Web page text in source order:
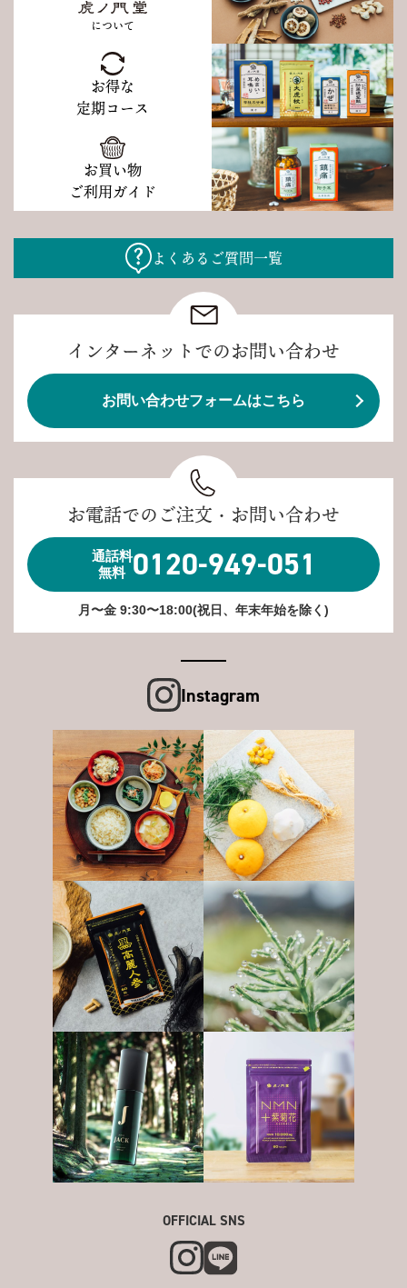
について
お得な
定期コース
お買い物
ご利用ガイド
よくあるご質問一覧
インターネットでのお問い合わせ
お問い合わせフォームはこちら
お電話でのご注文・お問い合わせ
通話料
無料 0120-949-051
月〜金 9:30〜18:00(祝日、年末年始を除く)
Instagram
OFFICIAL SNS